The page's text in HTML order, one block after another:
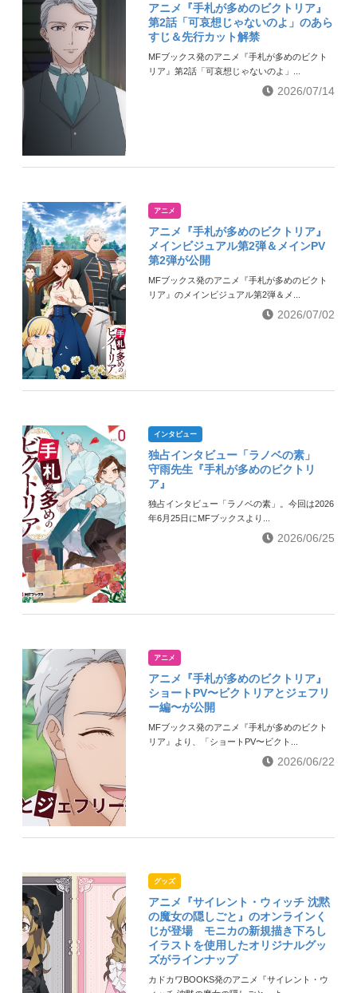
アニメ『手札が多めのビクトリア』
第2話「可哀想じゃないのよ」のあら
すじ＆先行カット解禁
MFブックス発のアニメ『手札が多めのビクト
リア』第2話「可哀想じゃないのよ」...
2026/07/14
アニメ
アニメ『手札が多めのビクトリア』
メインビジュアル第2弾＆メインPV
第2弾が公開
MFブックス発のアニメ『手札が多めのビクト
リア』のメインビジュアル第2弾＆メ...
2026/07/02
インタビュー
独占インタビュー「ラノベの素」
守雨先生『手札が多めのビクトリ
ア』
独占インタビュー「ラノベの素」。今回は2026
年6月25日にMFブックスより...
2026/06/25
アニメ
アニメ『手札が多めのビクトリア』
ショートPV〜ビクトリアとジェフリ
ー編〜が公開
MFブックス発のアニメ『手札が多めのビクト
リア』より、「ショートPV〜ビクト...
2026/06/22
グッズ
アニメ『サイレント・ウィッチ 沈黙
の魔⼥の隠しごと』のオンラインく
じが登場 モニカの新規描き下ろし
イラストを使用したオリジナルグッ
ズがラインナップ
カドカワBOOKS発のアニメ『サイレント・ウ